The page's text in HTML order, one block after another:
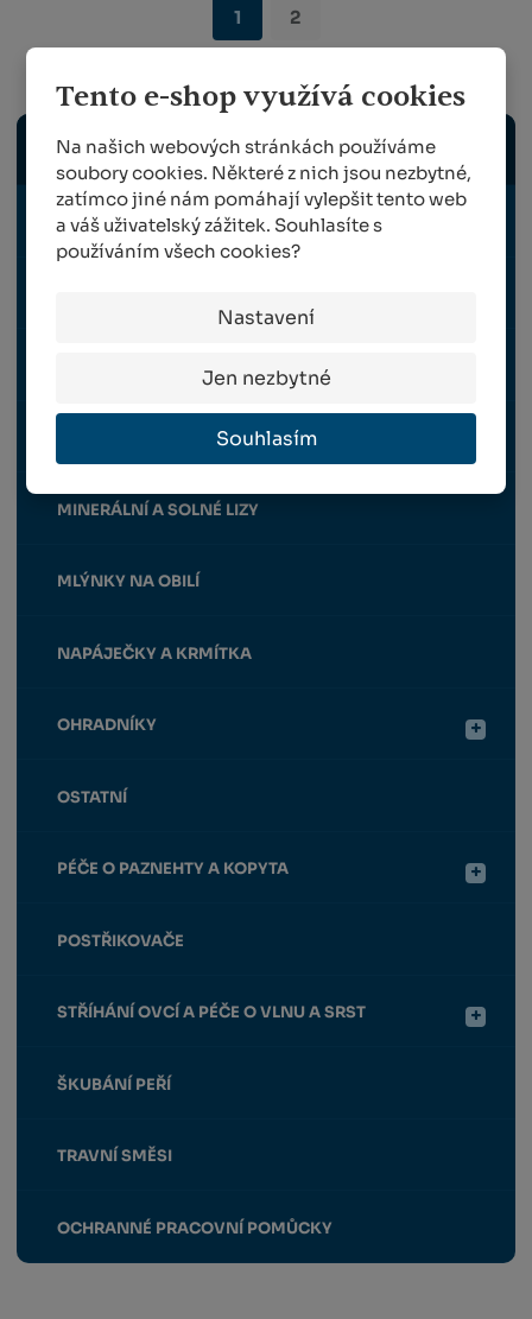
Tento e-shop využívá cookies
Na našich webových stránkách používáme
soubory cookies. Některé z nich jsou nezbytné,
zatímco jiné nám pomáhají vylepšit tento web
a váš uživatelský zážitek. Souhlasíte s
používáním všech cookies?
Nastavení
Jen nezbytné
Souhlasím
1 2
Chovatelství
DERATIZACE, PASTI, ODPUZOVAČE - PLAŠIČE
KRMIVA
LÍHNĚ PRO LÍHNUTÍ DRŮBEŽE
MANIPULACE A UVAZOVÁNÍ
MINERÁLNÍ A SOLNÉ LIZY
MLÝNKY NA OBILÍ
NAPÁJEČKY A KRMÍTKA
OHRADNÍKY
OSTATNÍ
PÉČE O PAZNEHTY A KOPYTA
POSTŘIKOVAČE
STŘÍHÁNÍ OVCÍ A PÉČE O VLNU A SRST
ŠKUBÁNÍ PEŘÍ
TRAVNÍ SMĚSI
OCHRANNÉ PRACOVNÍ POMŮCKY